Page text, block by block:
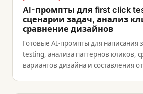
AI-промпты для first click
сценарии задач, анализ
сравнение дизайнов
Готовые AI-промпты для написания
testing, анализа паттернов кликов,
вариантов дизайна и составления